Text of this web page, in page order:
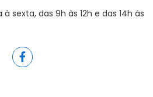
sexta, das 9h às 12h e das 14h às